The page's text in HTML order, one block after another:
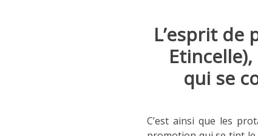
L’esprit de
qui se
C’est ainsi que les